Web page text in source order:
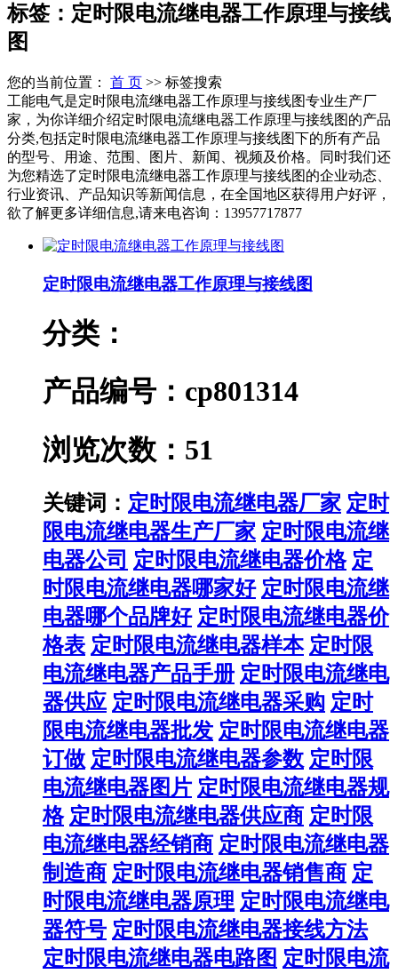
标签：定时限电流继电器工作原理与接线
图
您的当前位置： 首 页 >> 标签搜索
工能电气是定时限电流继电器工作原理与接线图专业生产厂
家，为你详细介绍定时限电流继电器工作原理与接线图的产品
分类,包括定时限电流继电器工作原理与接线图下的所有产品
的型号、用途、范围、图片、新闻、视频及价格。同时我们还
为您精选了定时限电流继电器工作原理与接线图的企业动态、
行业资讯、产品知识等新闻信息，在全国地区获得用户好评，
欲了解更多详细信息,请来电咨询：13957717877
定时限电流继电器工作原理与接线图
分类：
产品编号：cp801314
浏览次数：51
关键词： 定时限电流继电器厂家 定时
限电流继电器生产厂家 定时限电流继
电器公司 定时限电流继电器价格 定
时限电流继电器哪家好 定时限电流继
电器哪个品牌好 定时限电流继电器价
格表 定时限电流继电器样本 定时限
电流继电器产品手册 定时限电流继电
器供应 定时限电流继电器采购 定时
限电流继电器批发 定时限电流继电器
订做 定时限电流继电器参数 定时限
电流继电器图片 定时限电流继电器规
格 定时限电流继电器供应商 定时限
电流继电器经销商 定时限电流继电器
制造商 定时限电流继电器销售商 定
时限电流继电器原理 定时限电流继电
器符号 定时限电流继电器接线方法
定时限电流继电器电路图 定时限电流